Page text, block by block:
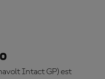
Intact GP) est